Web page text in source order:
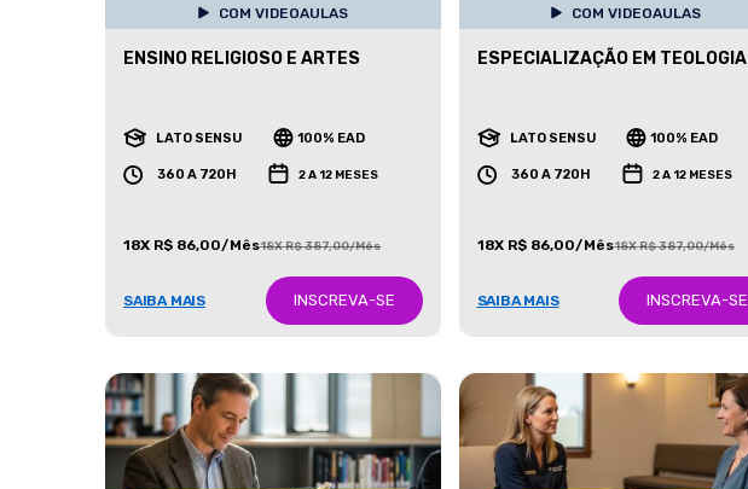
COM VIDEOAULAS
ENSINO RELIGIOSO E ARTES
LATO SENSU 100% EAD
360 A 720H 2 A 12 MESES
18X R$ 86,00/Mês18X R$ 387,00/Mês
SAIBA MAIS INSCREVA-SE
COM VIDEOAULAS
ESPECIALIZAÇÃO EM TEOLOGIA
LATO SENSU 100% EAD
360 A 720H 2 A 12 MESES
18X R$ 86,00/Mês18X R$ 387,00/Mês
SAIBA MAIS INSCREVA-SE